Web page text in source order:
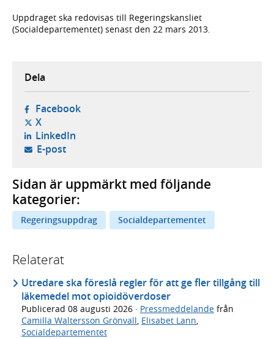
Uppdraget ska redovisas till Regeringskansliet
(Socialdepartementet) senast den 22 mars 2013.
Dela
Facebook- öppnas i ny flik, extern webbplats,
X- öppnas i ny flik, extern webbplats,
LinkedIn- öppnas i ny flik, extern webbplats,
E-post- öppnar din e-postklient,
Sidan är uppmärkt med följande
kategorier:
Regeringsuppdrag Socialdepartementet
Relaterat
Utredare ska föreslå regler för att ge fler tillgång till
läkemedel mot opioidöverdoser
Publicerad 08 augusti 2026 · Pressmeddelande från
Camilla Waltersson Grönvall, Elisabet Lann,
Socialdepartementet